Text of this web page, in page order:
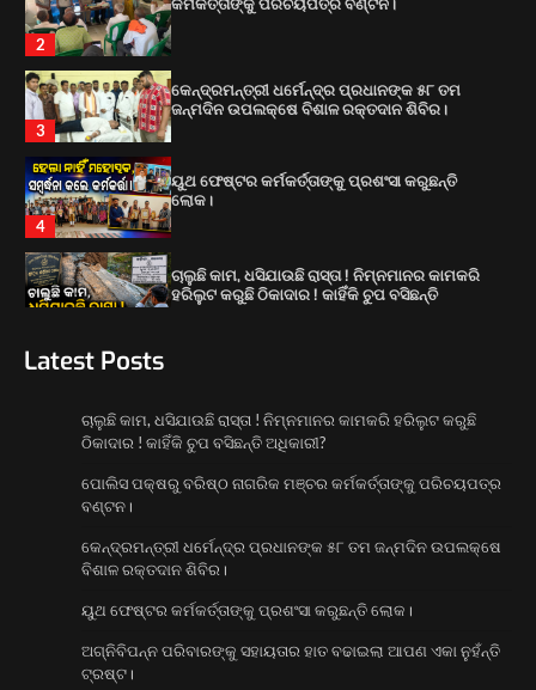
2
3
କେନ୍ଦ୍ରମନ୍ତ୍ରୀ ଧର୍ମେନ୍ଦ୍ର ପ୍ରଧାନଙ୍କ ୫୮ ତମ
ଜନ୍ମଦିନ ଉପଲକ୍ଷେ ବିଶାଳ ରକ୍ତଦାନ ଶିବିର।
4
ୟୁଥ ଫେଷ୍ଟର କର୍ମକର୍ତ୍ତାଙ୍କୁ ପ୍ରଶଂସା କରୁଛନ୍ତି
ଲୋକ।
ଚାଲୁଛି କାମ, ଧସିଯାଉଛି ରାସ୍ତା ! ନିମ୍ନମାନର କାମକରି
ହରିଲୁଟ କରୁଛି ଠିକାଦାର ! କାହିଁକି ଚୁପ ବସିଛନ୍ତି
କର୍ମକର୍ତ୍ତାଙ୍କୁ ପରିଚୟପତ୍ର ବଣ୍ଟନ।
ୟୁଥ ଫେଷ୍ଟର କର୍ମକର୍ତ୍ତାଙ୍କୁ ପ୍ରଶଂସା କରୁଛନ୍ତି
ଲୋକ।
Latest Posts
ଚାଲୁଛି କାମ, ଧସିଯାଉଛି ରାସ୍ତା ! ନିମ୍ନମାନର କାମକରି ହରିଲୁଟ କରୁଛି
ଠିକାଦାର ! କାହିଁକି ଚୁପ ବସିଛନ୍ତି ଅଧିକାରୀ?
ପୋଲିସ ପକ୍ଷରୁ ବରିଷ୍ଠ ନାଗରିକ ମଞ୍ଚର କର୍ମକର୍ତ୍ତାଙ୍କୁ ପରିଚୟପତ୍ର
ବଣ୍ଟନ।
କେନ୍ଦ୍ରମନ୍ତ୍ରୀ ଧର୍ମେନ୍ଦ୍ର ପ୍ରଧାନଙ୍କ ୫୮ ତମ ଜନ୍ମଦିନ ଉପଲକ୍ଷେ
ବିଶାଳ ରକ୍ତଦାନ ଶିବିର।
ୟୁଥ ଫେଷ୍ଟର କର୍ମକର୍ତ୍ତାଙ୍କୁ ପ୍ରଶଂସା କରୁଛନ୍ତି ଲୋକ।
ଅଗ୍ନିବିପନ୍ନ ପରିବାରଙ୍କୁ ସହାୟତାର ହାତ ବଢାଇଲା ଆପଣ ଏକା ନୁହଁନ୍ତି
ଟ୍ରଷ୍ଟ।